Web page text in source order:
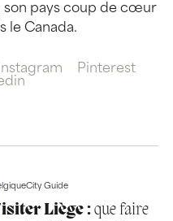
son pays coup de cœur
le Canada.
Instagram
Pinterest
City Guide
Liège :que faire